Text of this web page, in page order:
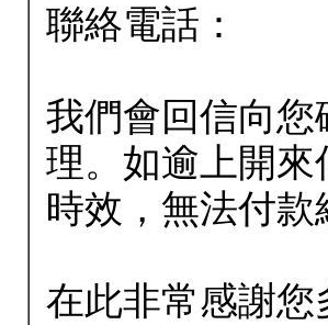
聯絡電話：
我們會回信向
理。如逾上開
時效，無法付款
在此非常感謝